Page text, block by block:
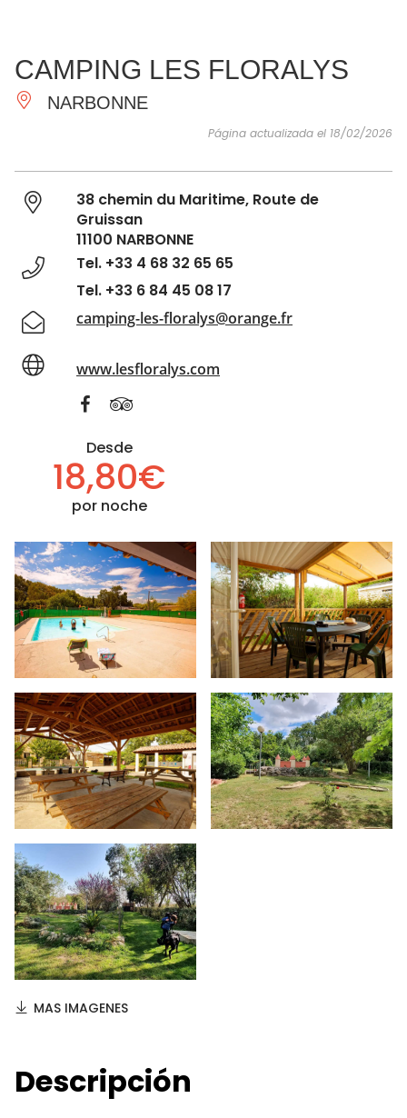
IMPRESCINDIBLES
HACER
INSPIRACIONES
CAMPING LES FLORALYS
NARBONNE
Página actualizada el 18/02/2026
38 chemin du Maritime, Route de
Gruissan
11100 NARBONNE
Tel. +33 4 68 32 65 65
Tel. +33 6 84 45 08 17
camping-les-floralys@orange.fr
www.lesfloralys.com
Desde
18,80€
por noche
MAS IMAGENES
Descripción